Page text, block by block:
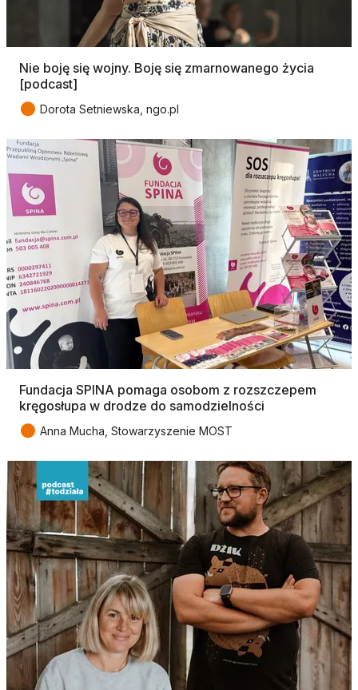
Nie boję się wojny. Boję się zmarnowanego życia
[podcast]
● Dorota Setniewska, ngo.pl
Fundacja SPINA pomaga osobom z rozszczepem
kręgosłupa w drodze do samodzielności
● Anna Mucha, Stowarzyszenie MOST